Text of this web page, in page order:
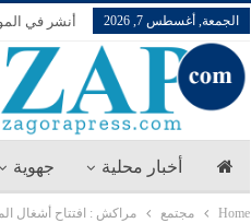
الجمعة, أغسطس 7, 2026 أنشر في
أخبار محلية جهوية
Home مجتمع مراكش : افتتاح أشغال